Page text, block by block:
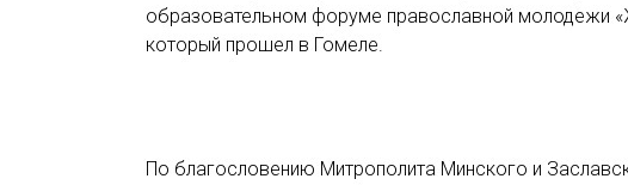
образовательном форуме православной молодежи
который прошел в Гомеле.
По благословению Митрополита Минского и